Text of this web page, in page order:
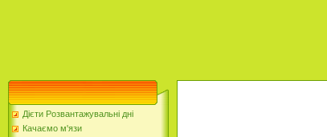
Дієти Розвантажувальні дні
Качаємо м'язи